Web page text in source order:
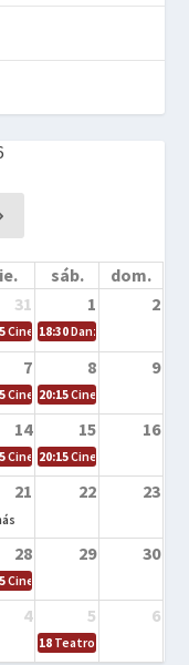
sáb.
dom.
31 1 2
Cine en la calle – Cómo
18:30Danza – Cita en el
7 8 9
Cine en la calle – El niño y la
20:15Cine en la calle –
14 15 16
Cine en la calle – Tortugas
20:15Cine en la calle –
21 22 23
28 29 30
Cine en el calle – Tintín y el
4 5 6
18 Teatro – Tres